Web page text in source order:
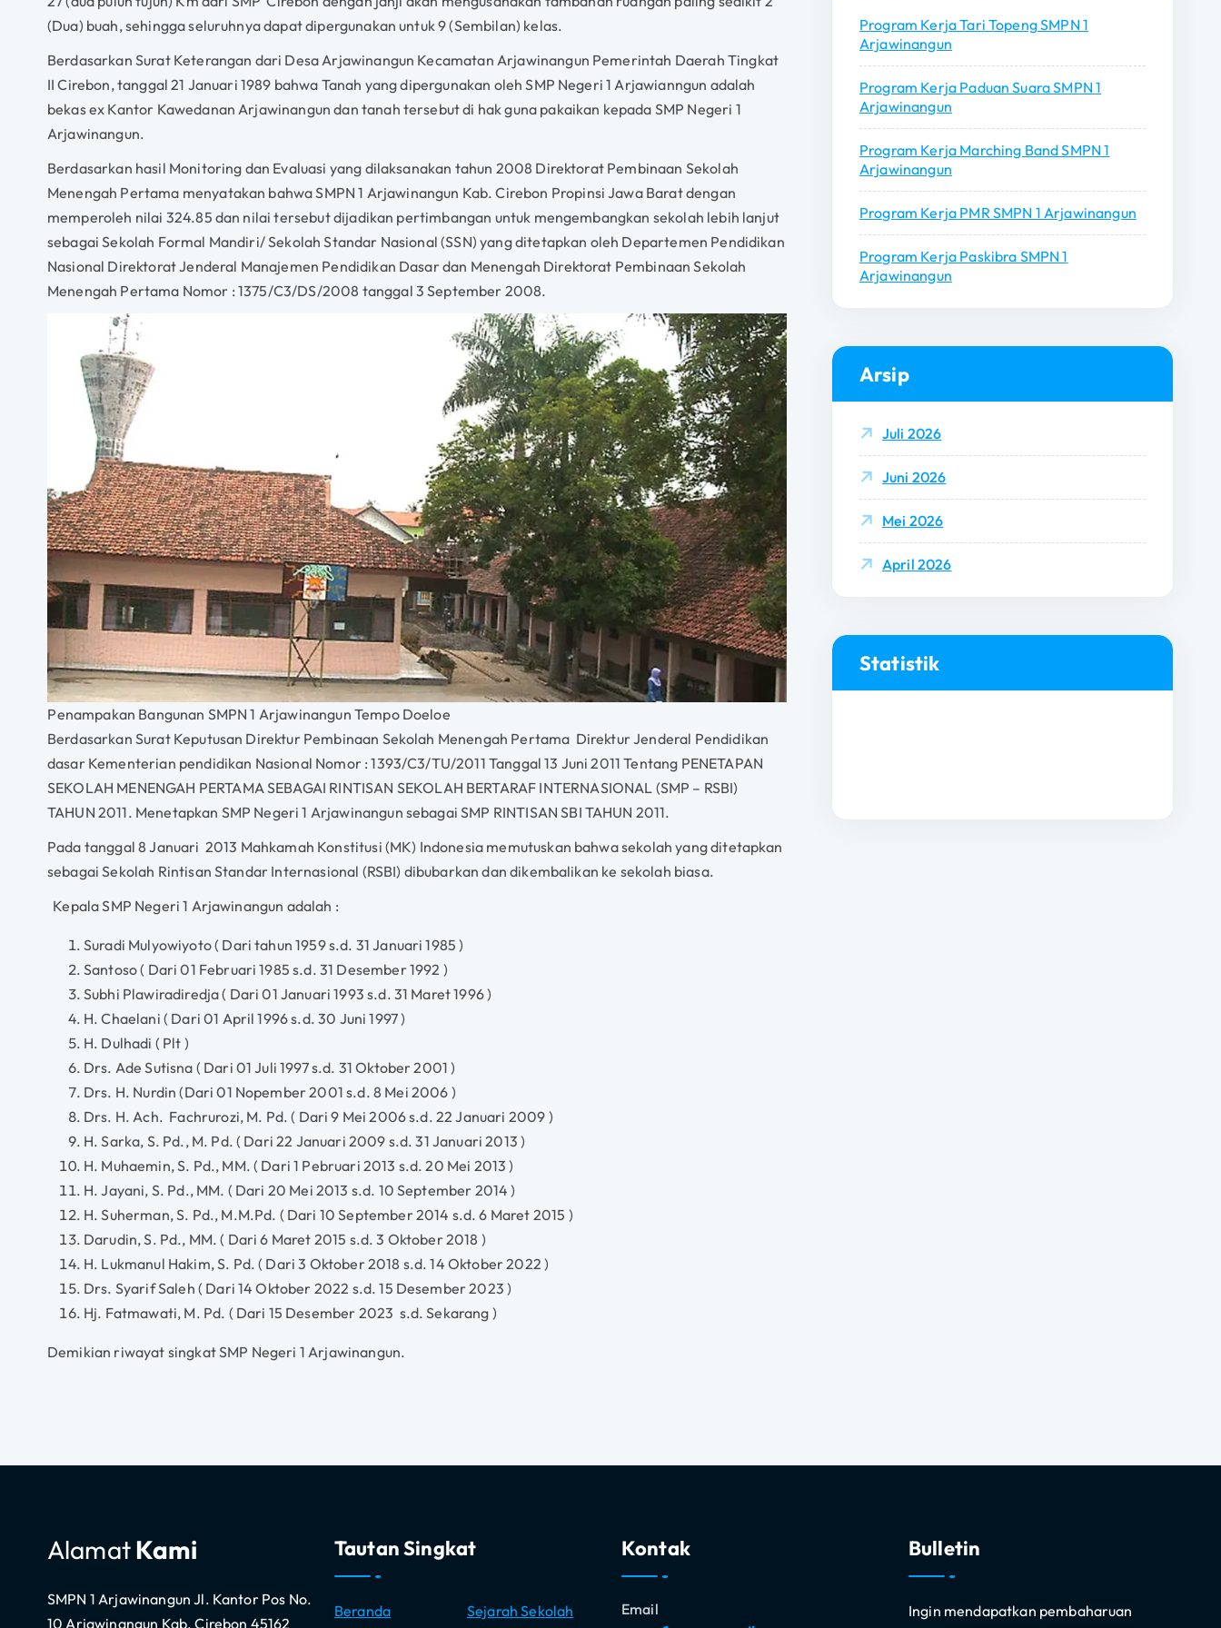
(Dua) buah, sehingga seluruhnya dapat dipergunakan untuk 9 (Sembilan) kelas.
Berdasarkan Surat Keterangan dari Desa Arjawinangun Kecamatan Arjawinangun Pemerintah Daerah Tingkat
II Cirebon, tanggal 21 Januari 1989 bahwa Tanah yang dipergunakan oleh SMP Negeri 1 Arjawianngun adalah
bekas ex Kantor Kawedanan Arjawinangun dan tanah tersebut di hak guna pakaikan kepada SMP Negeri 1
Arjawinangun.
Berdasarkan hasil Monitoring dan Evaluasi yang dilaksanakan tahun 2008 Direktorat Pembinaan Sekolah
Menengah Pertama menyatakan bahwa SMPN 1 Arjawinangun Kab. Cirebon Propinsi Jawa Barat dengan
memperoleh nilai 324.85 dan nilai tersebut dijadikan pertimbangan untuk mengembangkan sekolah lebih lanjut
sebagai Sekolah Formal Mandiri/ Sekolah Standar Nasional (SSN) yang ditetapkan oleh Departemen Pendidikan
Nasional Direktorat Jenderal Manajemen Pendidikan Dasar dan Menengah Direktorat Pembinaan Sekolah
Menengah Pertama Nomor : 1375/C3/DS/2008 tanggal 3 September 2008.
Penampakan Bangunan SMPN 1 Arjawinangun Tempo Doeloe
Berdasarkan Surat Keputusan Direktur Pembinaan Sekolah Menengah Pertama Direktur Jenderal Pendidikan
dasar Kementerian pendidikan Nasional Nomor : 1393/C3/TU/2011 Tanggal 13 Juni 2011 Tentang PENETAPAN
SEKOLAH MENENGAH PERTAMA SEBAGAI RINTISAN SEKOLAH BERTARAF INTERNASIONAL (SMP – RSBI)
TAHUN 2011. Menetapkan SMP Negeri 1 Arjawinangun sebagai SMP RINTISAN SBI TAHUN 2011.
Pada tanggal 8 Januari 2013 Mahkamah Konstitusi (MK) Indonesia memutuskan bahwa sekolah yang ditetapkan
sebagai Sekolah Rintisan Standar Internasional (RSBI) dibubarkan dan dikembalikan ke sekolah biasa.
Kepala SMP Negeri 1 Arjawinangun adalah :
Suradi Mulyowiyoto ( Dari tahun 1959 s.d. 31 Januari 1985 )
Santoso ( Dari 01 Februari 1985 s.d. 31 Desember 1992 )
Subhi Plawiradiredja ( Dari 01 Januari 1993 s.d. 31 Maret 1996 )
H. Chaelani ( Dari 01 April 1996 s.d. 30 Juni 1997 )
H. Dulhadi ( Plt )
Drs. Ade Sutisna ( Dari 01 Juli 1997 s.d. 31 Oktober 2001 )
Drs. H. Nurdin (Dari 01 Nopember 2001 s.d. 8 Mei 2006 )
Drs. H. Ach. Fachrurozi, M. Pd. ( Dari 9 Mei 2006 s.d. 22 Januari 2009 )
H. Sarka, S. Pd., M. Pd. ( Dari 22 Januari 2009 s.d. 31 Januari 2013 )
H. Muhaemin, S. Pd., MM. ( Dari 1 Pebruari 2013 s.d. 20 Mei 2013 )
H. Jayani, S. Pd., MM. ( Dari 20 Mei 2013 s.d. 10 September 2014 )
H. Suherman, S. Pd., M.M.Pd. ( Dari 10 September 2014 s.d. 6 Maret 2015 )
Darudin, S. Pd., MM. ( Dari 6 Maret 2015 s.d. 3 Oktober 2018 )
H. Lukmanul Hakim, S. Pd. ( Dari 3 Oktober 2018 s.d. 14 Oktober 2022 )
Drs. Syarif Saleh ( Dari 14 Oktober 2022 s.d. 15 Desember 2023 )
Hj. Fatmawati, M. Pd. ( Dari 15 Desember 2023 s.d. Sekarang )
Demikian riwayat singkat SMP Negeri 1 Arjawinangun.
k
Program Kerja Tari Topeng SMPN 1
Arjawinangun
Program Kerja Paduan Suara SMPN 1
Arjawinangun
Program Kerja Marching Band SMPN 1
Arjawinangun
Program Kerja PMR SMPN 1 Arjawinangun
Program Kerja Paskibra SMPN 1
Arjawinangun
Arsip
Juli 2026
Juni 2026
Mei 2026
April 2026
Statistik
AlamatKami
SMPN 1 Arjawinangun Jl. Kantor Pos No.
10 Arjawinangun Kab. Cirebon 45162
Tautan Singkat
Beranda
Sejarah Sekolah
Kontak
Email
Bulletin
Ingin mendapatkan pembaharuan